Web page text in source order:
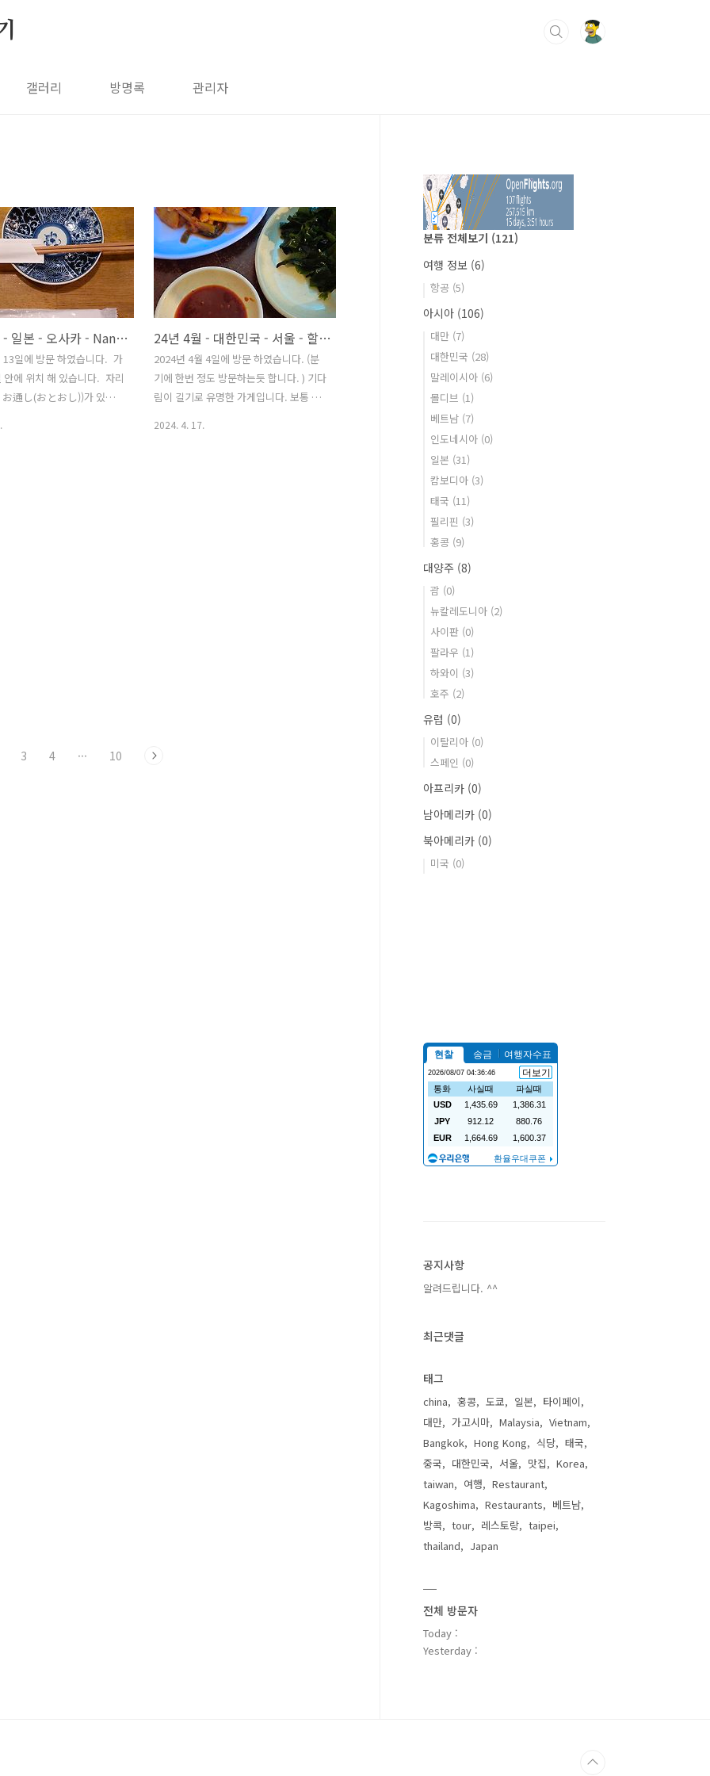
갤러리 방명록 관리자
24년 4월 - 일본 - 오사카 - Nanatsuya ( 七つ家 )
13일에 방문 하였습니다. 가
안에 위치 해 있습니다. 자리
通し(おとおし))가 있는듯
24년 4월 - 대한민국 - 서울 - 할머니 포장마차멸치국수
2024년 4월 4일에 방문 하였습니다. (분
기에 한번 정도 방문하는듯 합니다. ) 기다
림이 길기로 유명한 가게입니다. 보통 2-3
2024. 4. 17.
3 4 ··· 10
분류 전체보기 (121)
여행 정보 (6)
항공 (5)
아시아 (106)
대만 (7)
대한민국 (28)
말레이시아 (6)
몰디브 (1)
베트남 (7)
인도네시아 (0)
일본 (31)
캄보디아 (3)
태국 (11)
필리핀 (3)
홍콩 (9)
대양주 (8)
괌 (0)
뉴칼레도니아 (2)
사이판 (0)
팔라우 (1)
하와이 (3)
호주 (2)
유럽 (0)
이탈리아 (0)
스페인 (0)
아프리카 (0)
남아메리카 (0)
북아메리카 (0)
미국 (0)
공지사항
알려드립니다. ^^
최근댓글
태그
china 홍콩 도쿄 일본
타이페이
대만
가고시마 Malaysia
Vietnam
Bangkok
Hong Kong 식당
태국
중국
대한민국 서울 맛집
Korea
taiwan
여행
Restaurant
Kagoshima
Restaurants
베트남
방콕
tour 레스토랑
taipei
thailand
Japan
전체 방문자
Today :
Yesterday :